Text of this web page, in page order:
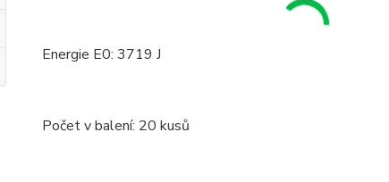
Energie E0: 3719 J
Počet v balení: 20 kusů